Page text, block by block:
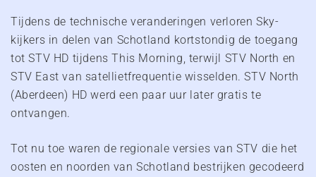
Tijdens de technische veranderingen verloren Sky-
kijkers in delen van Schotland kortstondig de toegang
tot STV HD tijdens This Morning, terwijl STV North en
STV East van satellietfrequentie wisselden. STV North
(Aberdeen) HD werd een paar uur later gratis te
ontvangen.
Tot nu toe waren de regionale versies van STV die het
oosten en noorden van Schotland bestrijken gecodeerd